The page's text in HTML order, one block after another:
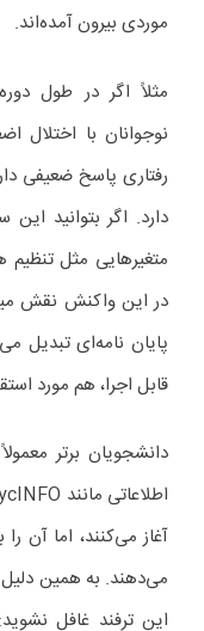
موردی بیرون آمده‌اند.
مثلاً اگر در طول
نوجوانان با اختلال
رفتاری پاسخ ضعیفی
دارد. اگر بتوانید
متغیرهایی مثل تنظیم
در این واکنش نقش
پایان نامه‌ای تبدیل
قابل اجرا، هم مورد
دانشجویان برتر
آغاز می‌کنند، اما آن
می‌دهند. به همین
این ترفند غافل